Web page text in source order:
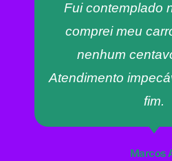
Fui contemplado
comprei meu
nenhum
Atendimento
fim.
Marcos